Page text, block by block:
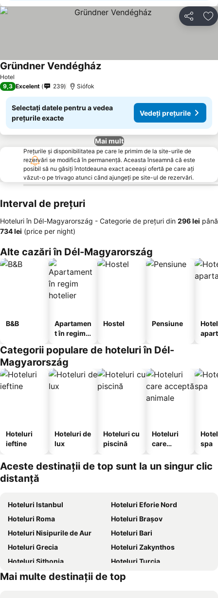
Distribuiți
Hotel
Gründner VendégházVedeți prețurile
9,3 Excelent 239 Siófok
Selectați datele pentru a vedea
prețurile exacte
Vedeți prețurile
Mai mult
Prețurile și disponibilitatea pe care le primim de la site-urile de
rezervări se modifică în permanență. Aceasta înseamnă că este
posibil să nu găsiți întotdeauna exact aceeași ofertă pe care ați
văzut-o pe trivago atunci când ajungeți pe site-ul de rezervări.
Interval de prețuri
Hoteluri în Dél-Magyarország - Categorie de preţuri din ‎296 lei până
‎734 lei (price per night)
Alte cazări în Dél-Magyarország
B&B
Apartamen
t în regim
Hostel Pensiune
Categorii populare de hoteluri în Dél-
Magyarország
Hoteluri
ieftine
Hoteluri de
lux
Hoteluri cu
piscină
Hoteluri
care
animale
spa
Aceste destinații de top sunt la un singur clic
distanță
Hoteluri Istanbul
Hoteluri Eforie Nord
Hoteluri Roma
Hoteluri Brașov
Hoteluri Nisipurile de Aur
Hoteluri Bari
Hoteluri Grecia
Hoteluri Zakynthos
Hoteluri Sithonia
Hoteluri Turcia
Hoteluri Corfu
Hoteluri Thassos
Mai multe destinații de top